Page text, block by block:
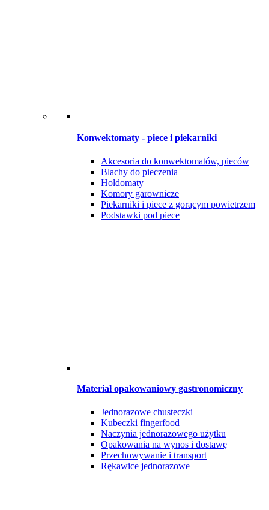
Konwektomaty - piece i piekarniki
Akcesoria do konwektomatów, pieców
Blachy do pieczenia
Holdomaty
Komory garownicze
Piekarniki i piece z gorącym powietrzem
Podstawki pod piece
Materiał opakowaniowy gastronomiczny
Jednorazowe chusteczki
Kubeczki fingerfood
Naczynia jednorazowego użytku
Opakowania na wynos i dostawę
Przechowywanie i transport
Rękawice jednorazowe